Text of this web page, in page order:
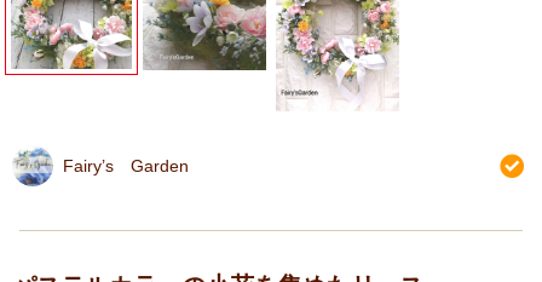
Fairy’s Garden